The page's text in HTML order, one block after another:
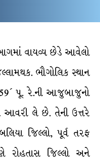
વાયવ્ય છેડે આવેલો
ભૌગોલિક સ્થાન
પૂ. રે.ની આજુબાજુનો
આવરી લે છે. તેની ઉત્તરે
જિલ્લો, પૂર્વ તરફ
રોહતાસ જિલ્લો અને